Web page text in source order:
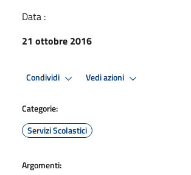
Data :
21 ottobre 2016
Condividi Vedi azioni
Categorie:
Servizi Scolastici
Argomenti: